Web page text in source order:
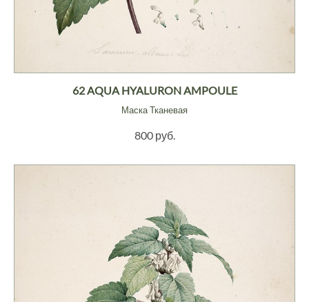
62 AQUA HYALURON AMPOULE
Маска Тканевая
800 руб.